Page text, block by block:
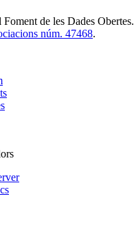
de les Dades Obertes.
núm. 47468.